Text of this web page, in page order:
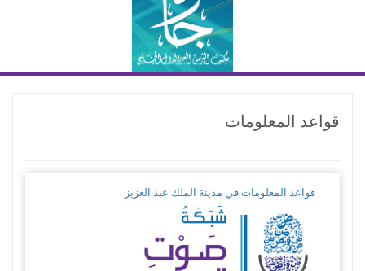
قواعد المعلومات
قواعد المعلومات في مدينة الملك عبد العزيز